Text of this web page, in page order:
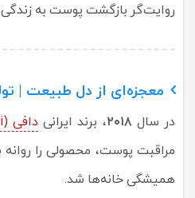
روایت‌گر بازگشت پوست به
معجزه‌ای از دل طبیعت |
در سال۲۰۱۸، برند ایرانی دافی (Dafi)
مراقبت پوست، محصولی را روانه
همیشگی خانه‌ها شد.